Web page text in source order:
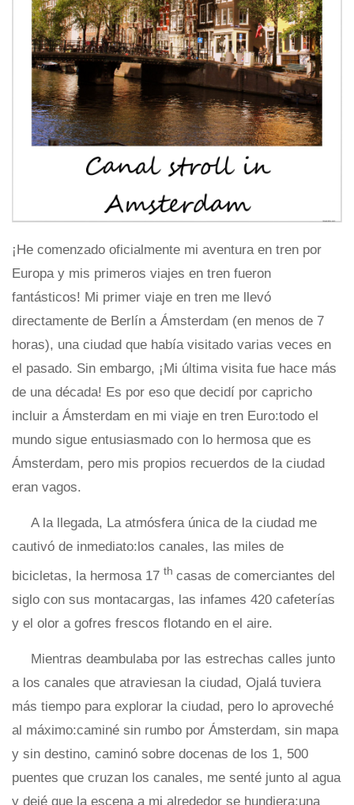
¡He comenzado oficialmente mi aventura en tren por
Europa y mis primeros viajes en tren fueron
fantásticos! Mi primer viaje en tren me llevó
directamente de Berlín a Ámsterdam (en menos de 7
horas), una ciudad que había visitado varias veces en
el pasado. Sin embargo, ¡Mi última visita fue hace más
de una década! Es por eso que decidí por capricho
incluir a Ámsterdam en mi viaje en tren Euro:todo el
mundo sigue entusiasmado con lo hermosa que es
Ámsterdam, pero mis propios recuerdos de la ciudad
eran vagos.
A la llegada, La atmósfera única de la ciudad me
cautivó de inmediato:los canales, las miles de
bicicletas, la hermosa 17 th casas de comerciantes del
siglo con sus montacargas, las infames 420 cafeterías
y el olor a gofres frescos flotando en el aire.
Mientras deambulaba por las estrechas calles junto
a los canales que atraviesan la ciudad, Ojalá tuviera
más tiempo para explorar la ciudad, pero lo aproveché
al máximo:caminé sin rumbo por Ámsterdam, sin mapa
y sin destino, caminó sobre docenas de los 1, 500
puentes que cruzan los canales, me senté junto al agua
y dejé que la escena a mi alrededor se hundiera:una